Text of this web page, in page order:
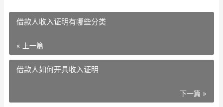
借款人收入证明有哪些分类
« 上一篇
借款人如何开具收入证明
下一篇 »